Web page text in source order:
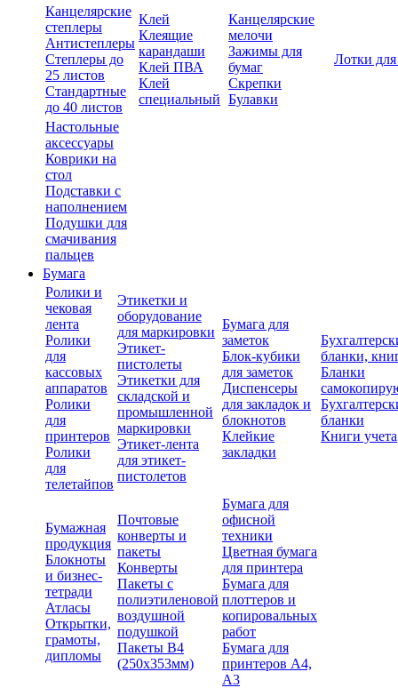
Канцелярские
степлеры
Антистеплеры
Степлеры до
25 листов
Стандартные
до 40 листов
Клей
Клеящие
карандаши
Клей ПВА
Клей
специальный
Канцелярские
мелочи
Зажимы для
бумаг
Скрепки
Булавки
Лотки
Настольные
аксессуары
Коврики на
стол
Подставки с
наполнением
Подушки для
смачивания
пальцев
Бумага
Ролики и
чековая
лента
Ролики
для
кассовых
аппаратов
Ролики
для
принтеров
Ролики
для
телетайпов
Этикетки и
оборудование
для маркировки
Этикет-
пистолеты
Этикетки для
складской и
промышленной
маркировки
Этикет-лента
для этикет-
пистолетов
Бумага для
заметок
Блок-кубики
для заметок
Диспенсеры
для закладок и
блокнотов
Клейкие
закладки
бланки,
Бланки
бланки
Книги учета
Бумажная
продукция
Блокноты
и бизнес-
тетради
Атласы
Открытки,
грамоты,
дипломы
Почтовые
конверты и
пакеты
Конверты
Пакеты с
полиэтиленовой
воздушной
подушкой
Пакеты В4
(250х353мм)
Бумага для
офисной
техники
Цветная бумага
для принтера
Бумага для
плоттеров и
копировальных
работ
Бумага для
принтеров А4,
А3